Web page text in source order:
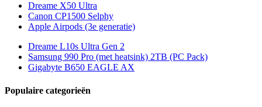
Dreame X50 Ultra
Canon CP1500 Selphy
Apple Airpods (3e generatie)
Dreame L10s Ultra Gen 2
Samsung 990 Pro (met heatsink) 2TB (PC Pack)
Gigabyte B650 EAGLE AX
Populaire categorieën